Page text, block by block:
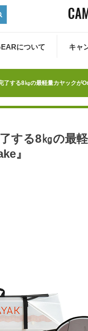
について キャ
了する8㎏の最軽量カヤックが
する8㎏の最
』